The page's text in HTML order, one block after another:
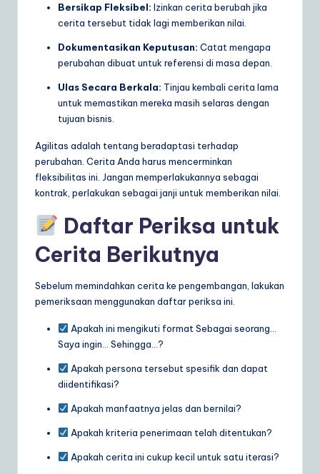
Bersikap Fleksibel: Izinkan cerita berubah jika
cerita tersebut tidak lagi memberikan nilai.
Dokumentasikan Keputusan: Catat mengapa
perubahan dibuat untuk referensi di masa depan.
Ulas Secara Berkala: Tinjau kembali cerita lama
untuk memastikan mereka masih selaras dengan
tujuan bisnis.
Agilitas adalah tentang beradaptasi terhadap
perubahan. Cerita Anda harus mencerminkan
fleksibilitas ini. Jangan memperlakukannya sebagai
kontrak, perlakukan sebagai janji untuk memberikan nilai.
Daftar Periksa untuk
Cerita Berikutnya
Sebelum memindahkan cerita ke pengembangan, lakukan
pemeriksaan menggunakan daftar periksa ini.
Apakah ini mengikuti format Sebagai seorang…
Saya ingin… Sehingga…?
Apakah persona tersebut spesifik dan dapat
diidentifikasi?
Apakah manfaatnya jelas dan bernilai?
Apakah kriteria penerimaan telah ditentukan?
Apakah cerita ini cukup kecil untuk satu iterasi?